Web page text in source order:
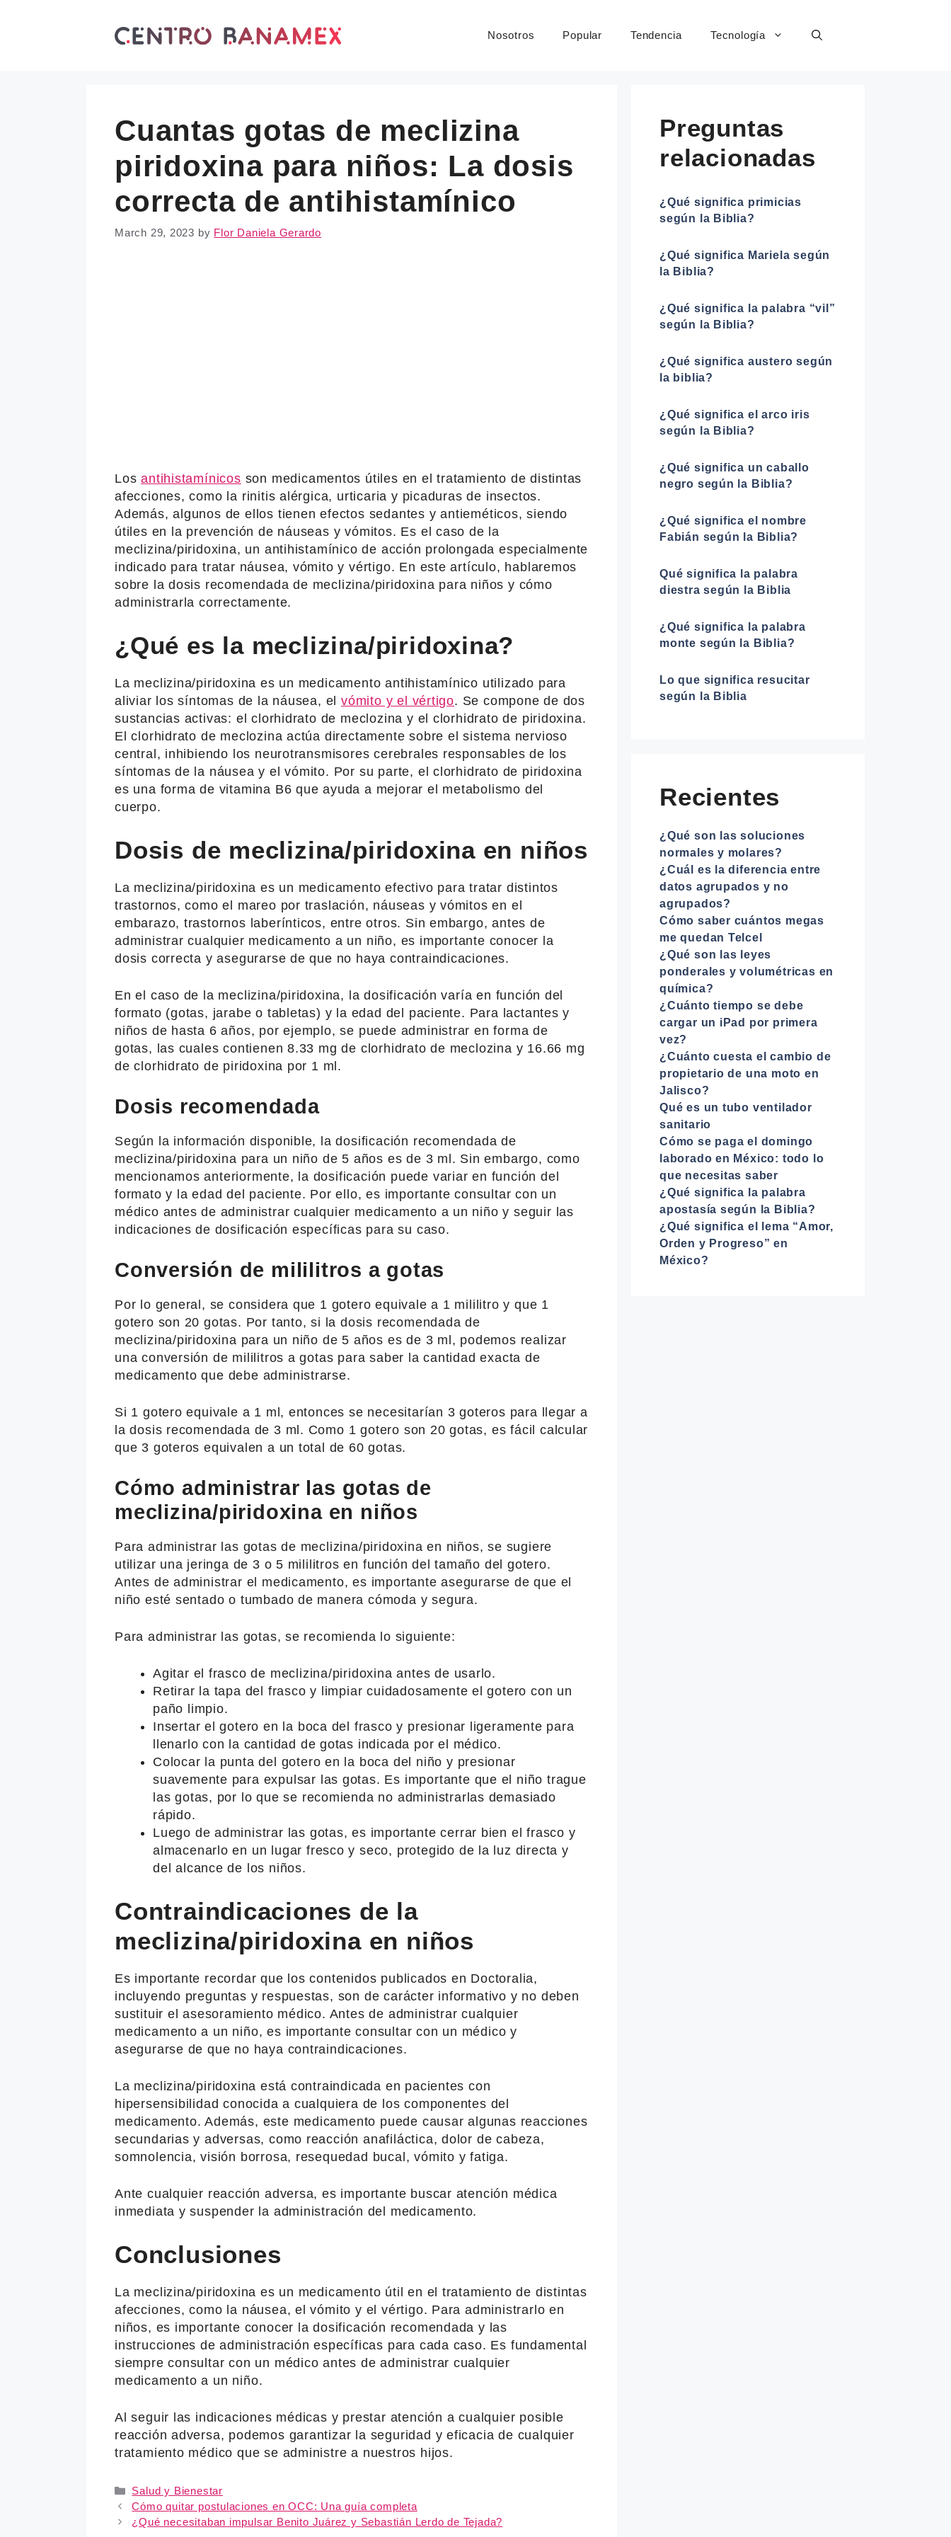
Nosotros Popular Tendencia Tecnología
Cuantas gotas de meclizina
piridoxina para niños: La dosis
correcta de antihistamínico
March 29, 2023 by Flor Daniela Gerardo
Losantihistamínicos son medicamentos útiles en el tratamiento de distintas
afecciones, como la rinitis alérgica, urticaria y picaduras de insectos.
Además, algunos de ellos tienen efectos sedantes y antieméticos, siendo
útiles en la prevención de náuseas y vómitos. Es el caso de la
meclizina/piridoxina, un antihistamínico de acción prolongada especialmente
indicado para tratar náusea, vómito y vértigo. En este artículo, hablaremos
sobre la dosis recomendada de meclizina/piridoxina para niños y cómo
administrarla correctamente.
¿Qué es la meclizina/piridoxina?
La meclizina/piridoxina es un medicamento antihistamínico utilizado para
aliviar los síntomas de la náusea, elvómito y el vértigo. Se compone de dos
sustancias activas: el clorhidrato de meclozina y el clorhidrato de piridoxina.
El clorhidrato de meclozina actúa directamente sobre el sistema nervioso
central, inhibiendo los neurotransmisores cerebrales responsables de los
síntomas de la náusea y el vómito. Por su parte, el clorhidrato de piridoxina
es una forma de vitamina B6 que ayuda a mejorar el metabolismo del
cuerpo.
Dosis de meclizina/piridoxina en niños
La meclizina/piridoxina es un medicamento efectivo para tratar distintos
trastornos, como el mareo por traslación, náuseas y vómitos en el
embarazo, trastornos laberínticos, entre otros. Sin embargo, antes de
administrar cualquier medicamento a un niño, es importante conocer la
dosis correcta y asegurarse de que no haya contraindicaciones.
En el caso de la meclizina/piridoxina, la dosificación varía en función del
formato (gotas, jarabe o tabletas) y la edad del paciente. Para lactantes y
niños de hasta 6 años, por ejemplo, se puede administrar en forma de
gotas, las cuales contienen 8.33 mg de clorhidrato de meclozina y 16.66 mg
de clorhidrato de piridoxina por 1 ml.
Dosis recomendada
Según la información disponible, la dosificación recomendada de
meclizina/piridoxina para un niño de 5 años es de 3 ml. Sin embargo, como
mencionamos anteriormente, la dosificación puede variar en función del
formato y la edad del paciente. Por ello, es importante consultar con un
médico antes de administrar cualquier medicamento a un niño y seguir las
indicaciones de dosificación específicas para su caso.
Conversión de mililitros a gotas
Por lo general, se considera que 1 gotero equivale a 1 mililitro y que 1
gotero son 20 gotas. Por tanto, si la dosis recomendada de
meclizina/piridoxina para un niño de 5 años es de 3 ml, podemos realizar
una conversión de mililitros a gotas para saber la cantidad exacta de
medicamento que debe administrarse.
Si 1 gotero equivale a 1 ml, entonces se necesitarían 3 goteros para llegar a
la dosis recomendada de 3 ml. Como 1 gotero son 20 gotas, es fácil calcular
que 3 goteros equivalen a un total de 60 gotas.
Cómo administrar las gotas de
meclizina/piridoxina en niños
Para administrar las gotas de meclizina/piridoxina en niños, se sugiere
utilizar una jeringa de 3 o 5 mililitros en función del tamaño del gotero.
Antes de administrar el medicamento, es importante asegurarse de que el
niño esté sentado o tumbado de manera cómoda y segura.
Para administrar las gotas, se recomienda lo siguiente:
Agitar el frasco de meclizina/piridoxina antes de usarlo.
Retirar la tapa del frasco y limpiar cuidadosamente el gotero con un
paño limpio.
Insertar el gotero en la boca del frasco y presionar ligeramente para
llenarlo con la cantidad de gotas indicada por el médico.
Colocar la punta del gotero en la boca del niño y presionar
suavemente para expulsar las gotas. Es importante que el niño trague
las gotas, por lo que se recomienda no administrarlas demasiado
rápido.
Luego de administrar las gotas, es importante cerrar bien el frasco y
almacenarlo en un lugar fresco y seco, protegido de la luz directa y
del alcance de los niños.
Contraindicaciones de la
meclizina/piridoxina en niños
Es importante recordar que los contenidos publicados en Doctoralia,
incluyendo preguntas y respuestas, son de carácter informativo y no deben
sustituir el asesoramiento médico. Antes de administrar cualquier
medicamento a un niño, es importante consultar con un médico y
asegurarse de que no haya contraindicaciones.
La meclizina/piridoxina está contraindicada en pacientes con
hipersensibilidad conocida a cualquiera de los componentes del
medicamento. Además, este medicamento puede causar algunas reacciones
secundarias y adversas, como reacción anafiláctica, dolor de cabeza,
somnolencia, visión borrosa, resequedad bucal, vómito y fatiga.
Ante cualquier reacción adversa, es importante buscar atención médica
inmediata y suspender la administración del medicamento.
Conclusiones
La meclizina/piridoxina es un medicamento útil en el tratamiento de distintas
afecciones, como la náusea, el vómito y el vértigo. Para administrarlo en
niños, es importante conocer la dosificación recomendada y las
instrucciones de administración específicas para cada caso. Es fundamental
siempre consultar con un médico antes de administrar cualquier
medicamento a un niño.
Al seguir las indicaciones médicas y prestar atención a cualquier posible
reacción adversa, podemos garantizar la seguridad y eficacia de cualquier
tratamiento médico que se administre a nuestros hijos.
Categories
Salud y Bienestar
Cómo quitar postulaciones en OCC: Una guía completa
¿Qué necesitaban impulsar Benito Juárez y Sebastián Lerdo de Tejada?
Preguntas
relacionadas
¿Qué significa primicias
según la Biblia?
¿Qué significa Mariela según
la Biblia?
¿Qué significa la palabra “vil”
según la Biblia?
¿Qué significa austero según
la biblia?
¿Qué significa el arco iris
según la Biblia?
¿Qué significa un caballo
negro según la Biblia?
¿Qué significa el nombre
Fabián según la Biblia?
Qué significa la palabra
diestra según la Biblia
¿Qué significa la palabra
monte según la Biblia?
Lo que significa resucitar
según la Biblia
Recientes
¿Qué son las soluciones
normales y molares?
¿Cuál es la diferencia entre
datos agrupados y no
agrupados?
Cómo saber cuántos megas
me quedan Telcel
¿Qué son las leyes
ponderales y volumétricas en
química?
¿Cuánto tiempo se debe
cargar un iPad por primera
vez?
¿Cuánto cuesta el cambio de
propietario de una moto en
Jalisco?
Qué es un tubo ventilador
sanitario
Cómo se paga el domingo
laborado en México: todo lo
que necesitas saber
¿Qué significa la palabra
apostasía según la Biblia?
¿Qué significa el lema “Amor,
Orden y Progreso” en
México?